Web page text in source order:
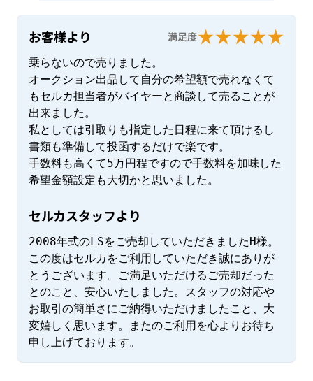
お客様より 満足度
乗らないので売りました。
オークション出品して自分の希望額で売れなくて
もセルカ担当者がバイヤーと商談して売ることが
出来ました。
私としては引取りも指定した日程に来て頂けるし
書類も準備して投函するだけで楽です。
手数料も高くて5万円程ですので手数料を加味した
希望金額設定も大切かと思いました。
セルカスタッフより
2008年式のLSをご売却していただきましたH様。
この度はセルカをご利用していただき誠にありが
とうございます。ご満足いただけるご売却だった
とのこと、安心いたしました。スタッフの対応や
お取引の簡単さにご納得いただけましたこと、大
変嬉しく思います。またのご利用を心よりお待ち
申し上げております。